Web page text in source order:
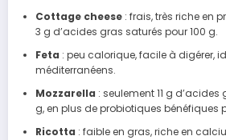
Cottage cheese: frais, très riche en
3 g d’acides gras saturés pour 100 g.
Feta : peu calorique, facile à digérer,
méditerranéens.
Mozzarella : seulement 11 g
g, en plus de probiotiques bénéfiques
Ricotta : faible en gras, riche en